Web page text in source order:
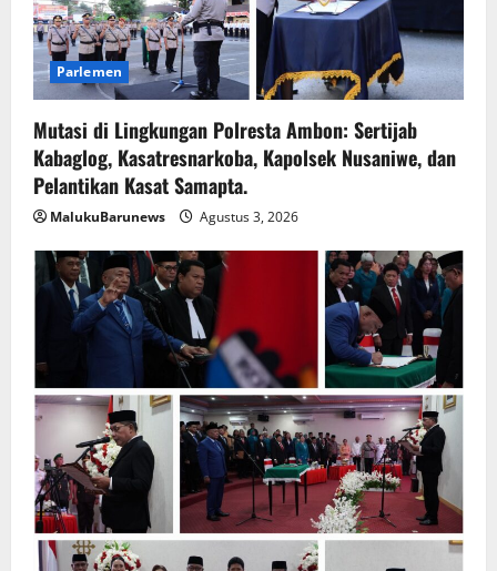
Parlemen
Mutasi di Lingkungan Polresta Ambon: Sertijab
Kabaglog, Kasatresnarkoba, Kapolsek Nusaniwe, dan
Pelantikan Kasat Samapta.
MalukuBarunews Agustus 3, 2026